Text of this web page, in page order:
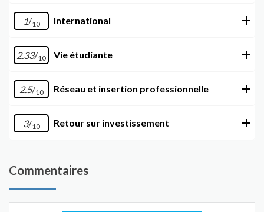
1/10 International
2.33/10 Vie étudiante
2.5/10 Réseau et insertion professionnelle
3/10 Retour sur investissement
Commentaires